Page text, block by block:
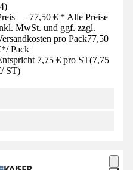
4)
— 77,50 € * Alle Preise
MwSt. und ggf. zzgl.
pro Pack77,50
*/ Pack
7,75 € pro ST(7,75
/ ST)